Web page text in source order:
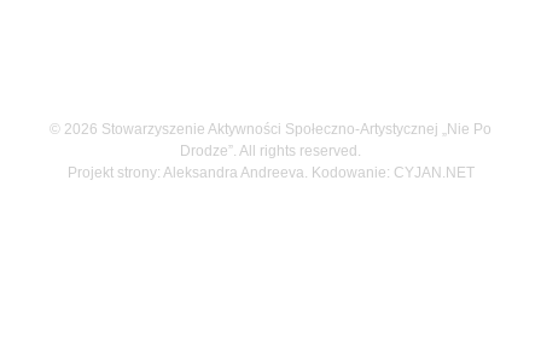
© 2026 Stowarzyszenie Aktywności Społeczno-Artystycznej „Nie Po
Drodze”. All rights reserved.
Projekt strony: Aleksandra Andreeva. Kodowanie: CYJAN.NET